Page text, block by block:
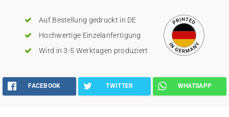
Auf Bestellung gedruckt in DE
Hochwertige Einzelanfertigung
Wird in 3-5 Werktagen produziert
FACEBOOK TWITTER WHATSAPP